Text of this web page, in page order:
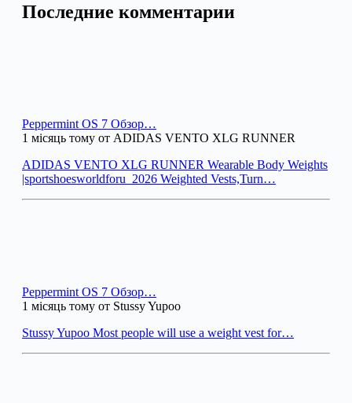
Последние комментарии
Peppermint OS 7 Обзор…
1 місяць тому от ADIDAS VENTO XLG RUNNER
ADIDAS VENTO XLG RUNNER Wearable Body Weights
|sportshoesworldforu_2026 Weighted Vests,Turn…
Peppermint OS 7 Обзор…
1 місяць тому от Stussy Yupoo
Stussy Yupoo Most people will use a weight vest for…